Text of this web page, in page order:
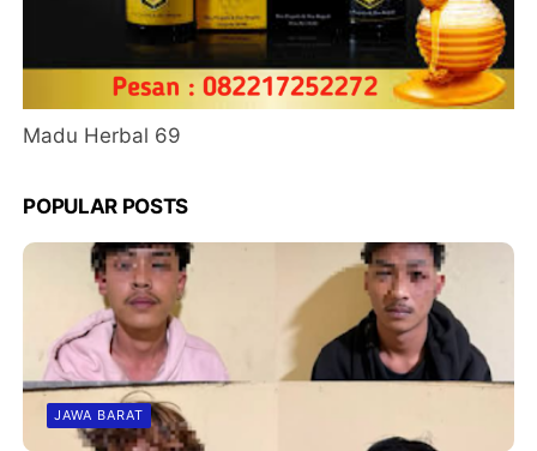
Madu Herbal 69
POPULAR POSTS
JAWA BARAT